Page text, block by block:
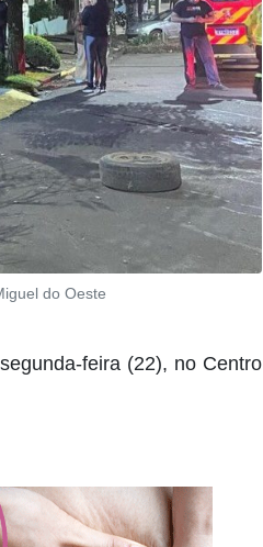
do Oeste
feira (22), no Centro